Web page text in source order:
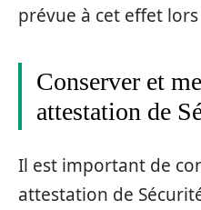
prévue à cet effet
Conserver et
attestation de
Il est important de
attestation de